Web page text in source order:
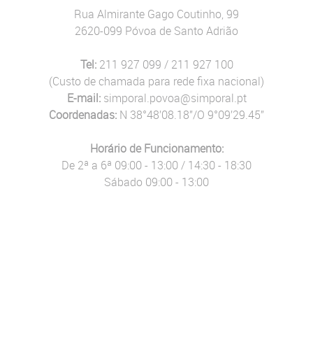
Rua Almirante Gago Coutinho, 99
2620-099 Póvoa de Santo Adrião
Tel:211 927 099 / 211 927 100
(Custo de chamada para rede fixa nacional)
E-mail:simporal.povoa@simporal.pt
Coordenadas: N 38°48’08.18”/O 9°09’29.45”
Horário de Funcionamento:
De 2ª a 6ª 09:00 - 13:00 / 14:30 - 18:30
Sábado 09:00 - 13:00